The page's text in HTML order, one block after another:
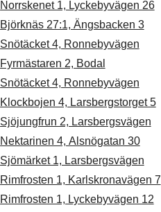
Norrskenet 1, Lyckebyvägen 26
Björknäs 27:1, Ängsbacken 3
Snötäcket 4, Ronnebyvägen
Fyrmästaren 2, Bodal
Snötäcket 4, Ronnebyvägen
Klockbojen 4, Larsbergstorget 5
Sjöjungfrun 2, Larsbergsvägen
Nektarinen 4, Alsnögatan 30
Sjömärket 1, Larsbergsvägen
Rimfrosten 1, Karlskronavägen 7
Rimfrosten 1, Lyckebyvägen 12